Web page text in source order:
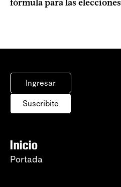
fórmula para las elecciones
Ingresar
Suscribite
Inicio
Portada